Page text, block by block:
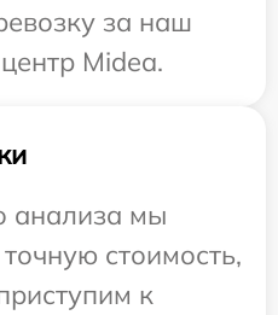
за наш
Midea.
анализа мы
стоимость,
к